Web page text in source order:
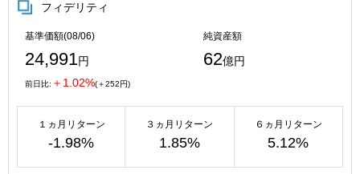
フィデリティ
基準価額(08/06)
24,991円
純資産額
62億円
前日比: ＋1.02%(＋252円)
１ヵ月リターン
-1.98%
３ヵ月リターン
1.85%
６ヵ月リターン
5.12%